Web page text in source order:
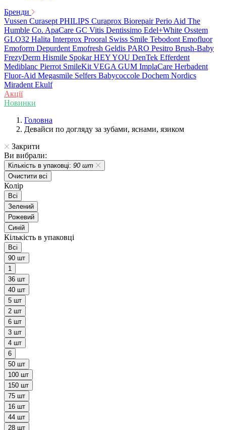
Бренди
Vussen Curasept PHILIPS Curaprox Biorepair Perio Aid The
Humble Co. ApaCare GC Vitis Dentissimo Edel+White Osstem
GLO32 Halita Interprox Prooral Swiss Smile Tebodont Emofluor
Emoform Depurdent Emofresh Geldis PARO Pesitro Brush-Baby
FrezyDerm Hismile Spokar HEY YOU DenTek Efferdent
Mediblanc Pierrot SmileKit VEGAGUM ImplaCare Herbadent
Fluor-Aid Megasmile Selfers Babycoccole Dochem Nordics
Miradent Ekulf
Акції
Новинки
Головна
Девайси по догляду за зубами, яснами, язиком
Закрити
Ви вибрали:
Кількість в упаковці: 90 шт
Очистити всі
Колір
Всі
Зелений
Рожевий
Синій
Кількість в упаковці
Всі
90 шт
1
36 шт
40 шт
5 шт
2 шт
6 шт
3 шт
4 шт
6
50 шт
100 шт
150 шт
75 шт
16 шт
44 шт
28 шт